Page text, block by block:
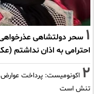
1 سحر دولتشاهی
احترامی به اذان نداشتم
2 اکونومیست: پرداخت عوارض
تنش است